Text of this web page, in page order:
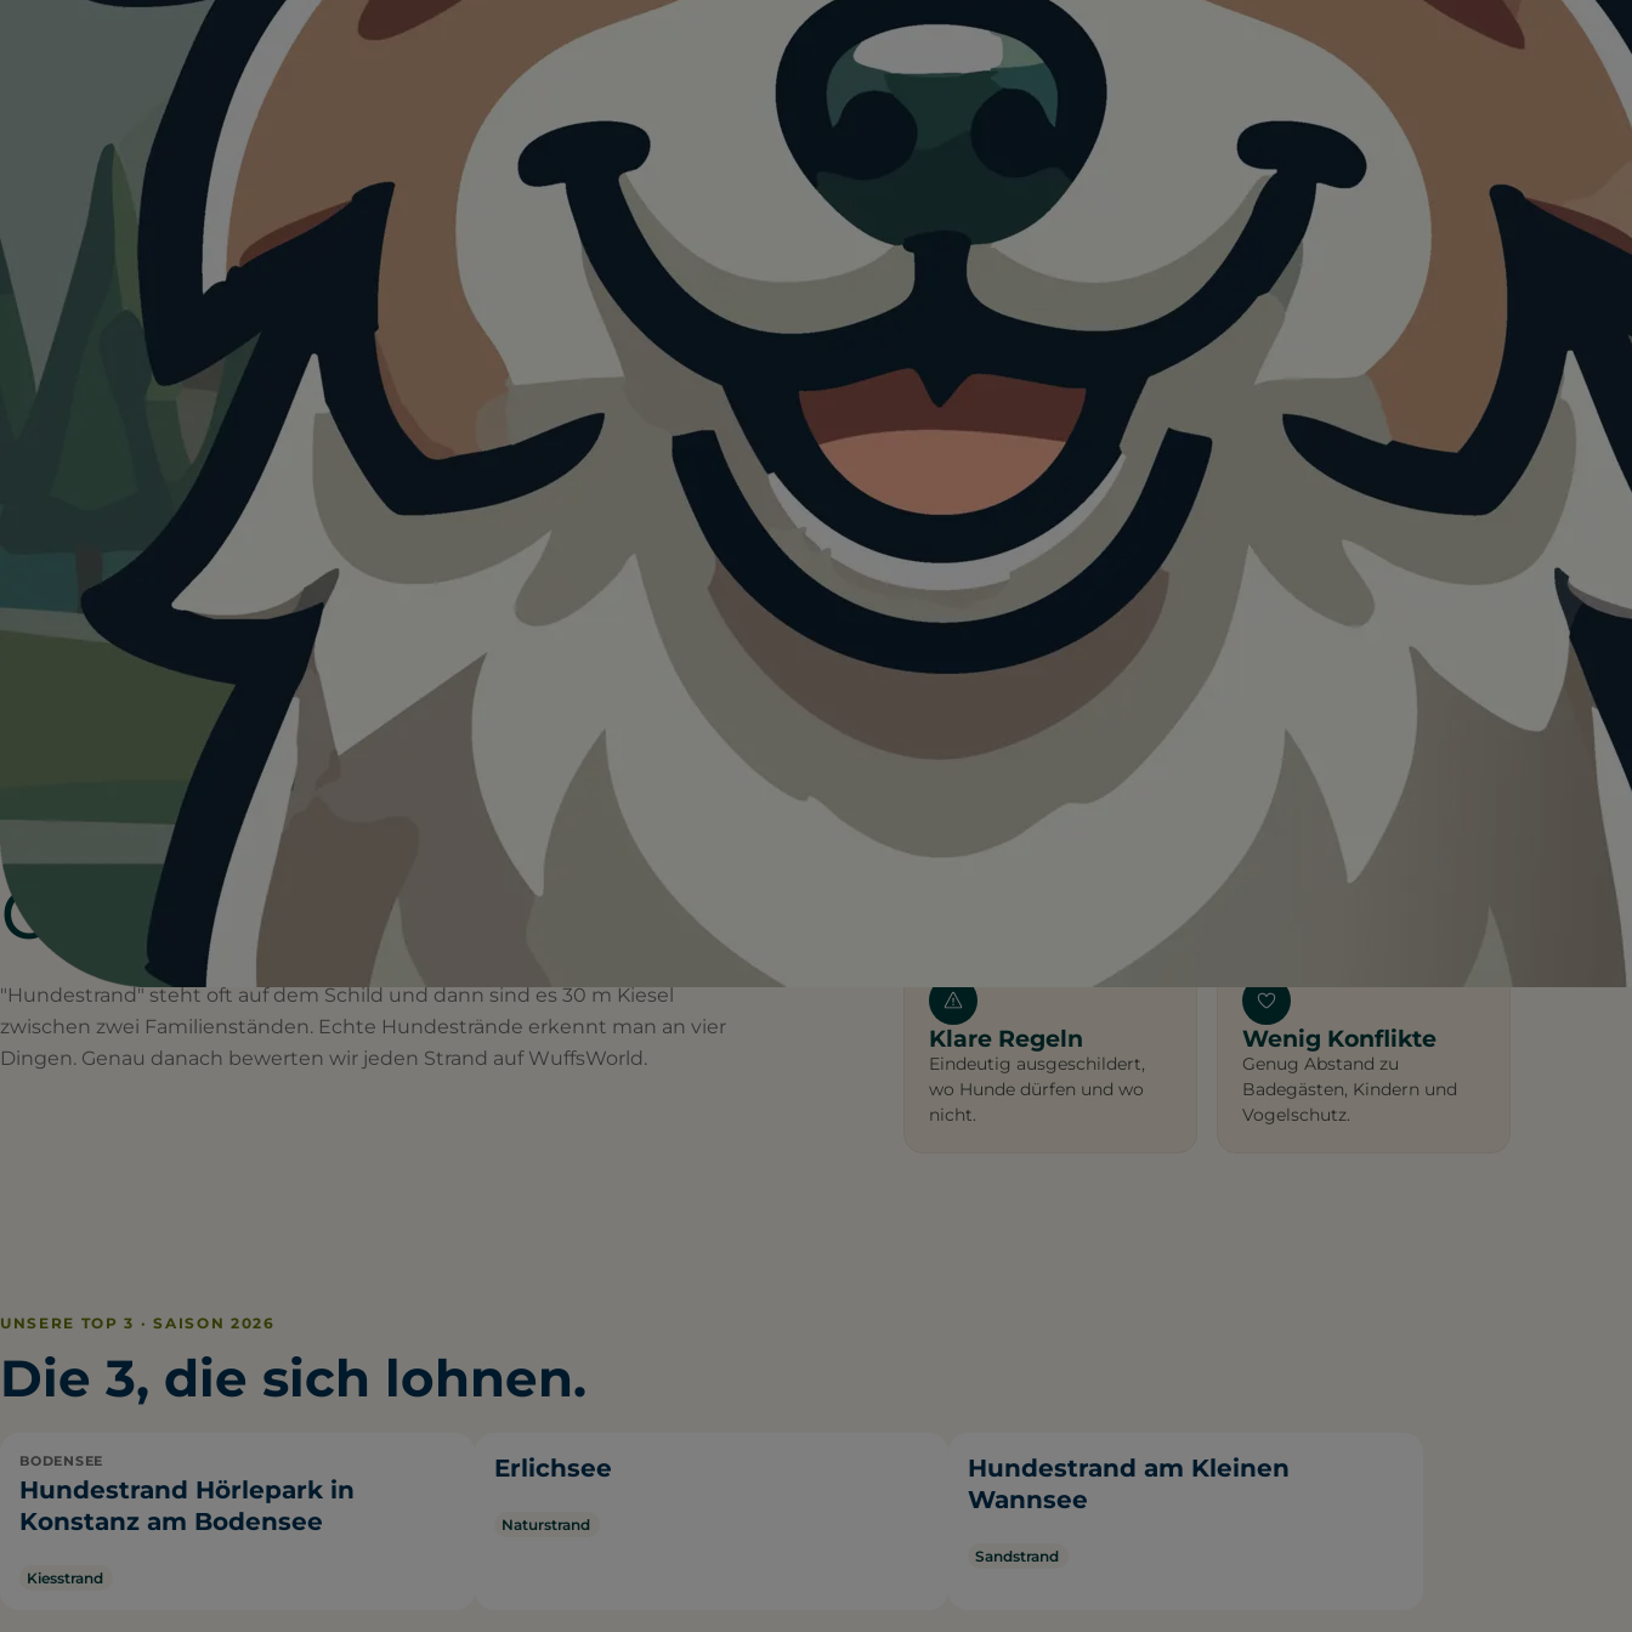
Hundestrände
für jede Saison
Schwimmen, buddeln, durch die Wellen rennen
WAS MACHT EINEN GUTEN HUNDESTRAND AUS?
Vier Dinge, auf
die wir achten.
"Hundestrand" steht oft auf dem Schild und dann sind es 30 m Kiesel
zwischen zwei Familienständen. Echte Hundestrände erkennt man an vier
Dingen. Genau danach bewerten wir jeden Strand auf WuffsWorld.
Flacher Einstieg
Sanft ins Wasser – auch für
Platz zum Rennen
Mindestens 200 m freie
Fläche, idealerweise ohne
Klare Regeln
Eindeutig ausgeschildert,
wo Hunde dürfen und wo
nicht.
Wenig Konflikte
Genug Abstand zu
Badegästen, Kindern und
Vogelschutz.
UNSERE TOP 3 · SAISON 2026
Die 3, die sich lohnen.
BODENSEE
Hundestrand Hörlepark in
Konstanz am Bodensee
Kiesstrand
Erlichsee
Naturstrand
Hundestrand am Kleinen
Wannsee
Sandstrand